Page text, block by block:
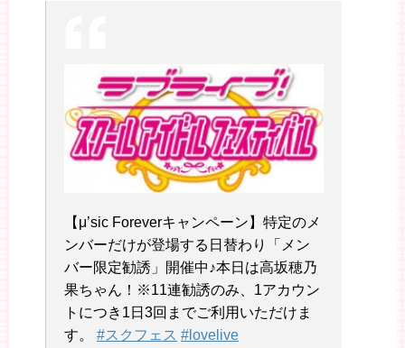
【μ’sic Foreverキャンペーン】特定のメ
ンバーだけが登場する日替わり「メン
バー限定勧誘」開催中♪本日は高坂穂乃
果ちゃん！※11連勧誘のみ、1アカウン
トにつき1日3回までご利用いただけま
す。 #スクフェス #lovelive